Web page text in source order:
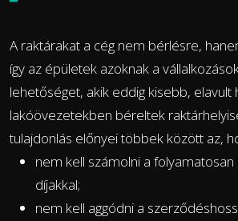
A raktárakat a cég nem bérlésre,
így az épületek azoknak a
lehetőséget, akik eddig kisebb, elavult
lakóövezetekben béreltek
tulajdonlás előnyei többek között az,
nem kell számolni a
díjakkal;
nem kell aggódni a